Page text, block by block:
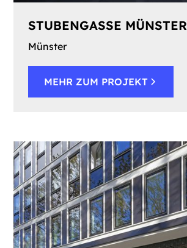
STUBENGASSE MÜNSTER
Münster
MEHR ZUM PROJEKT